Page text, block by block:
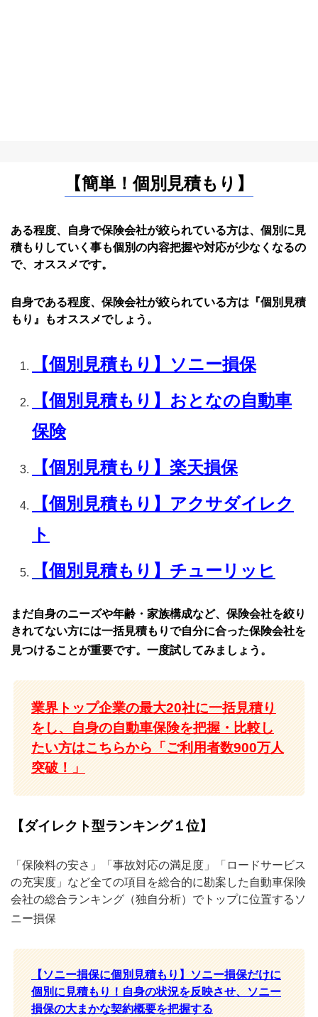
【簡単！個別見積もり】
ある程度、自身で保険会社が絞られている方は、個別に見
積もりしていく事も個別の内容把握や対応が少なくなるの
で、オススメです。
自身である程度、保険会社が絞られている方は『個別見積
もり』もオススメでしょう。
【個別見積もり】ソニー損保
【個別見積もり】おとなの自動車
保険
【個別見積もり】楽天損保
【個別見積もり】アクサダイレク
ト
【個別見積もり】チューリッヒ
まだ自身のニーズや年齢・家族構成など、保険会社を絞り
きれてない方には一括見積もりで自分に合った保険会社を
見つけることが重要です。一度試してみましょう。
業界トップ企業の最大20社に一括見積り
をし、自身の自動車保険を把握・比較し
たい方はこちらから「ご利用者数900万人
突破！」
【ダイレクト型ランキング１位】
「保険料の安さ」「事故対応の満足度」「ロードサービス
の充実度」など全ての項目を総合的に勘案した自動車保険
会社の総合ランキング（独自分析）でトップに位置するソ
ニー損保
【ソニー損保に個別見積もり】ソニー損保だけに
個別に見積もり！自身の状況を反映させ、ソニー
損保の大まかな契約概要を把握する